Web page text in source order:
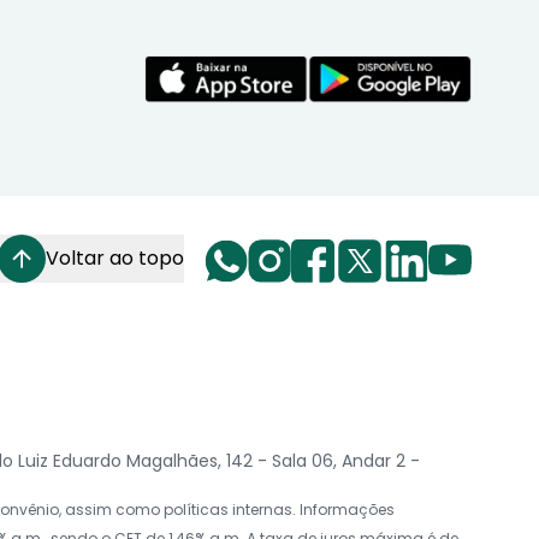
Voltar ao topo
Luiz Eduardo Magalhães, 142 - Sala 06, Andar 2 -
assim como políticas internas. Informações